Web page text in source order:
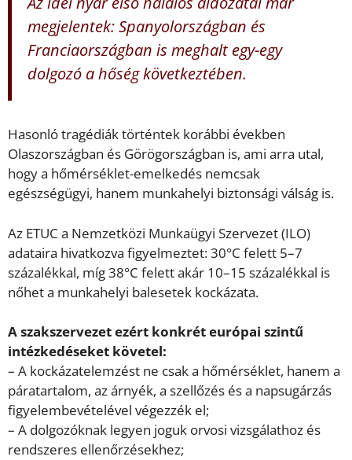
megjelentek: Spanyolországban és
Franciaországban is meghalt egy-egy
dolgozó a hőség következtében.
Hasonló tragédiák történtek korábbi években
Olaszországban és Görögországban is, ami arra utal,
hogy a hőmérséklet-emelkedés nemcsak
egészségügyi, hanem munkahelyi biztonsági válság is.
Az ETUC a Nemzetközi Munkaügyi Szervezet (ILO)
adataira hivatkozva figyelmeztet: 30°C felett 5–7
százalékkal, míg 38°C felett akár 10–15 százalékkal is
nőhet a munkahelyi balesetek kockázata.
A szakszervezet ezért konkrét európai szintű
intézkedéseket követel:
– A kockázatelemzést ne csak a hőmérséklet, hanem a
páratartalom, az árnyék, a szellőzés és a napsugárzás
figyelembevételével végezzék el;
– A dolgozóknak legyen joguk orvosi vizsgálathoz és
rendszeres ellenőrzésekhez;